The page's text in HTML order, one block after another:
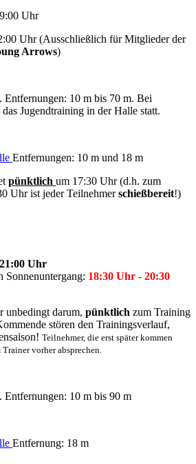
Uhr
Uhr (Ausschließlich für Mitglieder der
Arrows)
. Entfernungen: 10 m bis 70 m. Bei
Jugendtraining in der Halle statt.
Entfernungen: 10 m und 18 m
pünktlich um 17:30 Uhr (d.h. zum
Uhr ist jeder Teilnehmerschießbereit!)
Uhr
Sonnenuntergang: 18:30 Uhr - 20:30
unbedingt darum, pünktlich zum Training
stören den Trainingsverlauf,
Teilnehmer, die erst später kommen
vorher absprechen.
. Entfernungen: 10 m bis 90 m
Entfernung: 18 m